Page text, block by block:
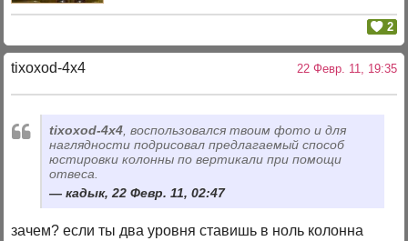
2
tixoxod-4x4 22 Февр. 11, 19:35
tixoxod-4x4 , воспользовался твоим фото и для
наглядности подрисовал предлагаемый способ
юстировки колонны по вертикали при помощи
отвеса.
кадык, 22 Февр. 11, 02:47
зачем? если ты два уровня ставишь в ноль колонна